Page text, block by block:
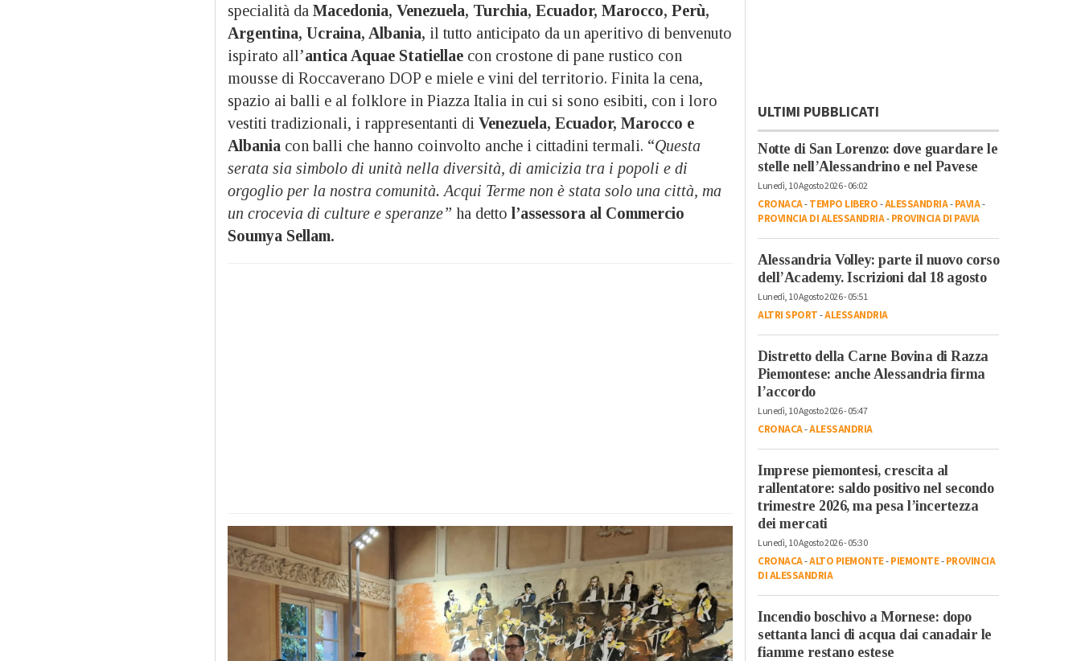
specialità da Macedonia, Venezuela, Turchia, Ecuador, Marocco, Perù,
Argentina, Ucraina, Albania, il tutto anticipato da un aperitivo di benvenuto
ispirato all’antica Aquae Statiellae con crostone di pane rustico con
mousse di Roccaverano DOP e miele e vini del territorio. Finita la cena,
spazio ai balli e al folklore in Piazza Italia in cui si sono esibiti, con i loro
vestiti tradizionali, i rappresentanti di Venezuela, Ecuador, Marocco e
Albania con balli che hanno coinvolto anche i cittadini termali. “Questa
serata sia simbolo di unità nella diversità, di amicizia tra i popoli e di
orgoglio per la nostra comunità. Acqui Terme non è stata solo una città, ma
un crocevia di culture e speranze” ha detto l’assessora al Commercio
Soumya Sellam.
ULTIMI PUBBLICATI
Notte di San Lorenzo: dove guardare le
stelle nell’Alessandrino e nel Pavese
Lunedì, 10 Agosto 2026 - 06:02
CRONACA-TEMPO LIBERO-ALESSANDRIA-PAVIA-
PROVINCIA DI ALESSANDRIA-PROVINCIA DI PAVIA
Alessandria Volley: parte il nuovo corso
dell’Academy. Iscrizioni dal 18 agosto
Lunedì, 10 Agosto 2026 - 05:51
ALTRI SPORT-ALESSANDRIA
Distretto della Carne Bovina di Razza
Piemontese: anche Alessandria firma
l’accordo
Lunedì, 10 Agosto 2026 - 05:47
CRONACA-ALESSANDRIA
Imprese piemontesi, crescita al
rallentatore: saldo positivo nel secondo
trimestre 2026, ma pesa l’incertezza
dei mercati
Lunedì, 10 Agosto 2026 - 05:30
CRONACA-ALTO PIEMONTE-PIEMONTE-PROVINCIA
DI ALESSANDRIA
Incendio boschivo a Mornese: dopo
settanta lanci di acqua dai canadair le
fiamme restano estese